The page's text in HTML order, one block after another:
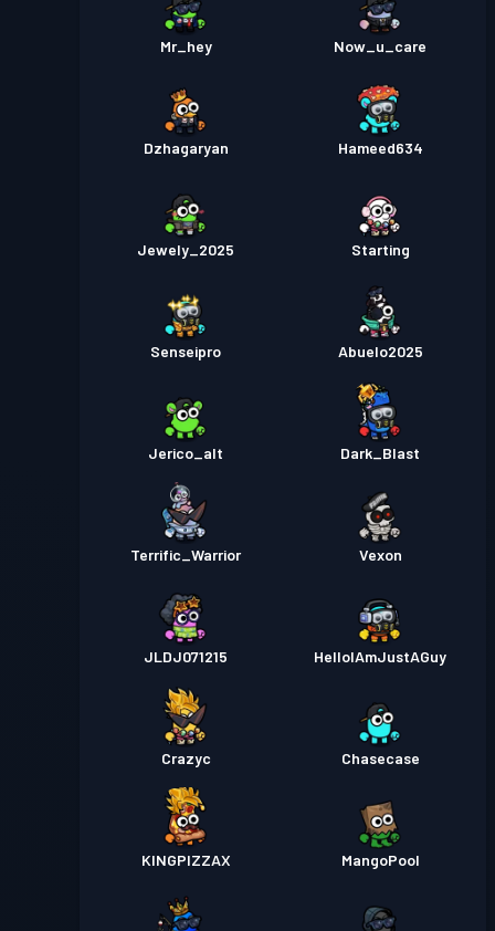
Mr_hey Now_u_care
Dzhagaryan Hameed634
Jewely_2025 Starting
Senseipro Abuelo2025
Jerico_alt Dark_Blast
Terrific_Warrior Vexon
JLDJ071215 HelloIAmJustAGuy
Crazyc Chasecase
KINGPIZZAX MangoPool